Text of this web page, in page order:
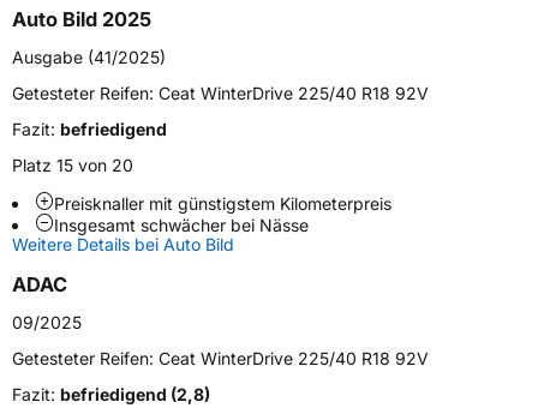
Generelle Merkmale
FahrzeugtypPKW
VerwendungWinterreifen
ModellnameWinterDrive
FahrzeugartPKW & SUV
Weitere Eigenschaften
Schlauchtyp
ZustandNeureifen
Auto Bild 2025
Ausgabe (41/2025)
Getesteter Reifen: Ceat WinterDrive 225/40 R18 92V
Fazit: befriedigend
Platz 15 von 20
Preisknaller mit günstigstem Kilometerpreis
Insgesamt schwächer bei Nässe
Weitere Details bei Auto Bild
ADAC
09/2025
Getesteter Reifen: Ceat WinterDrive 225/40 R18 92V
Fazit: befriedigend (2,8)